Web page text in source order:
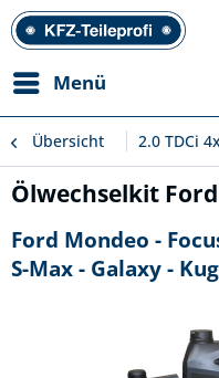
Menü
Übersicht 2.0 TDCi
Ölwechselkit
Ford Mondeo -
S-Max - Galaxy -